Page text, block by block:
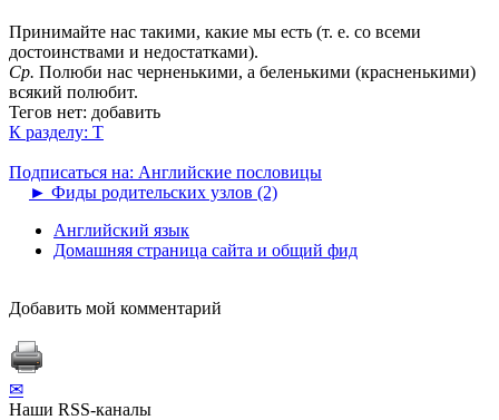
Принимайте нас такими, какие мы есть (т. е. со всеми
достоинствами и недостатками).
Ср. Полюби нас черненькими, а беленькими (красненькими)
всякий полюбит.
Тегов нет: добавить
К разделу: T
Подписаться на: Английские пословицы
► Фиды родительских узлов (2)
Английский язык
Домашняя страница сайта и общий фид
Добавить мой комментарий
✉
Наши RSS-каналы